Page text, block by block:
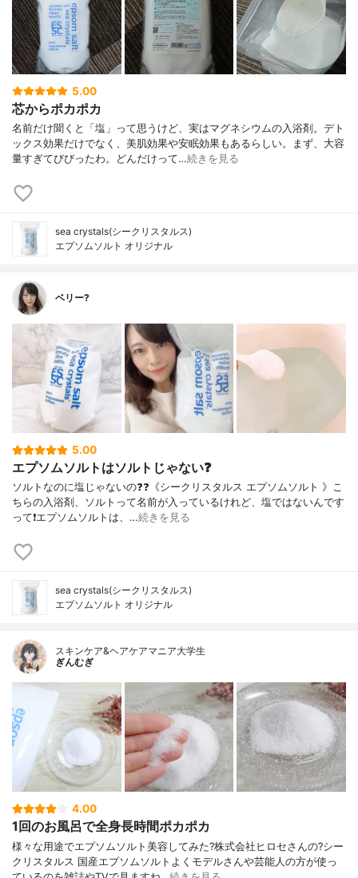
5.00
芯からポカポカ
名前だけ聞くと「塩」って思うけど、実はマグネシウムの入浴剤。デト
ックス効果だけでなく、美肌効果や安眠効果もあるらしい。まず、大容
量すぎてびびったわ。どんだけって…続きを見る
sea crystals(シークリスタルス)
エプソムソルト オリジナル
ベリー?
5.00
エプソムソルトはソルトじゃない❓
ソルトなのに塩じゃないの❓❓《シークリスタルス エプソムソルト 》こ
ちらの入浴剤、ソルトって名前が入っているけれど、塩ではないんです
って❗️エプソムソルトは、…続きを見る
sea crystals(シークリスタルス)
エプソムソルト オリジナル
スキンケア&ヘアケアマニア大学生
ぎんむぎ
4.00
1回のお風呂で全身長時間ポカポカ
様々な用途でエプソムソルト美容してみた?株式会社ヒロセさんの?シー
クリスタルス 国産エプソムソルトよくモデルさんや芸能人の方が使っ